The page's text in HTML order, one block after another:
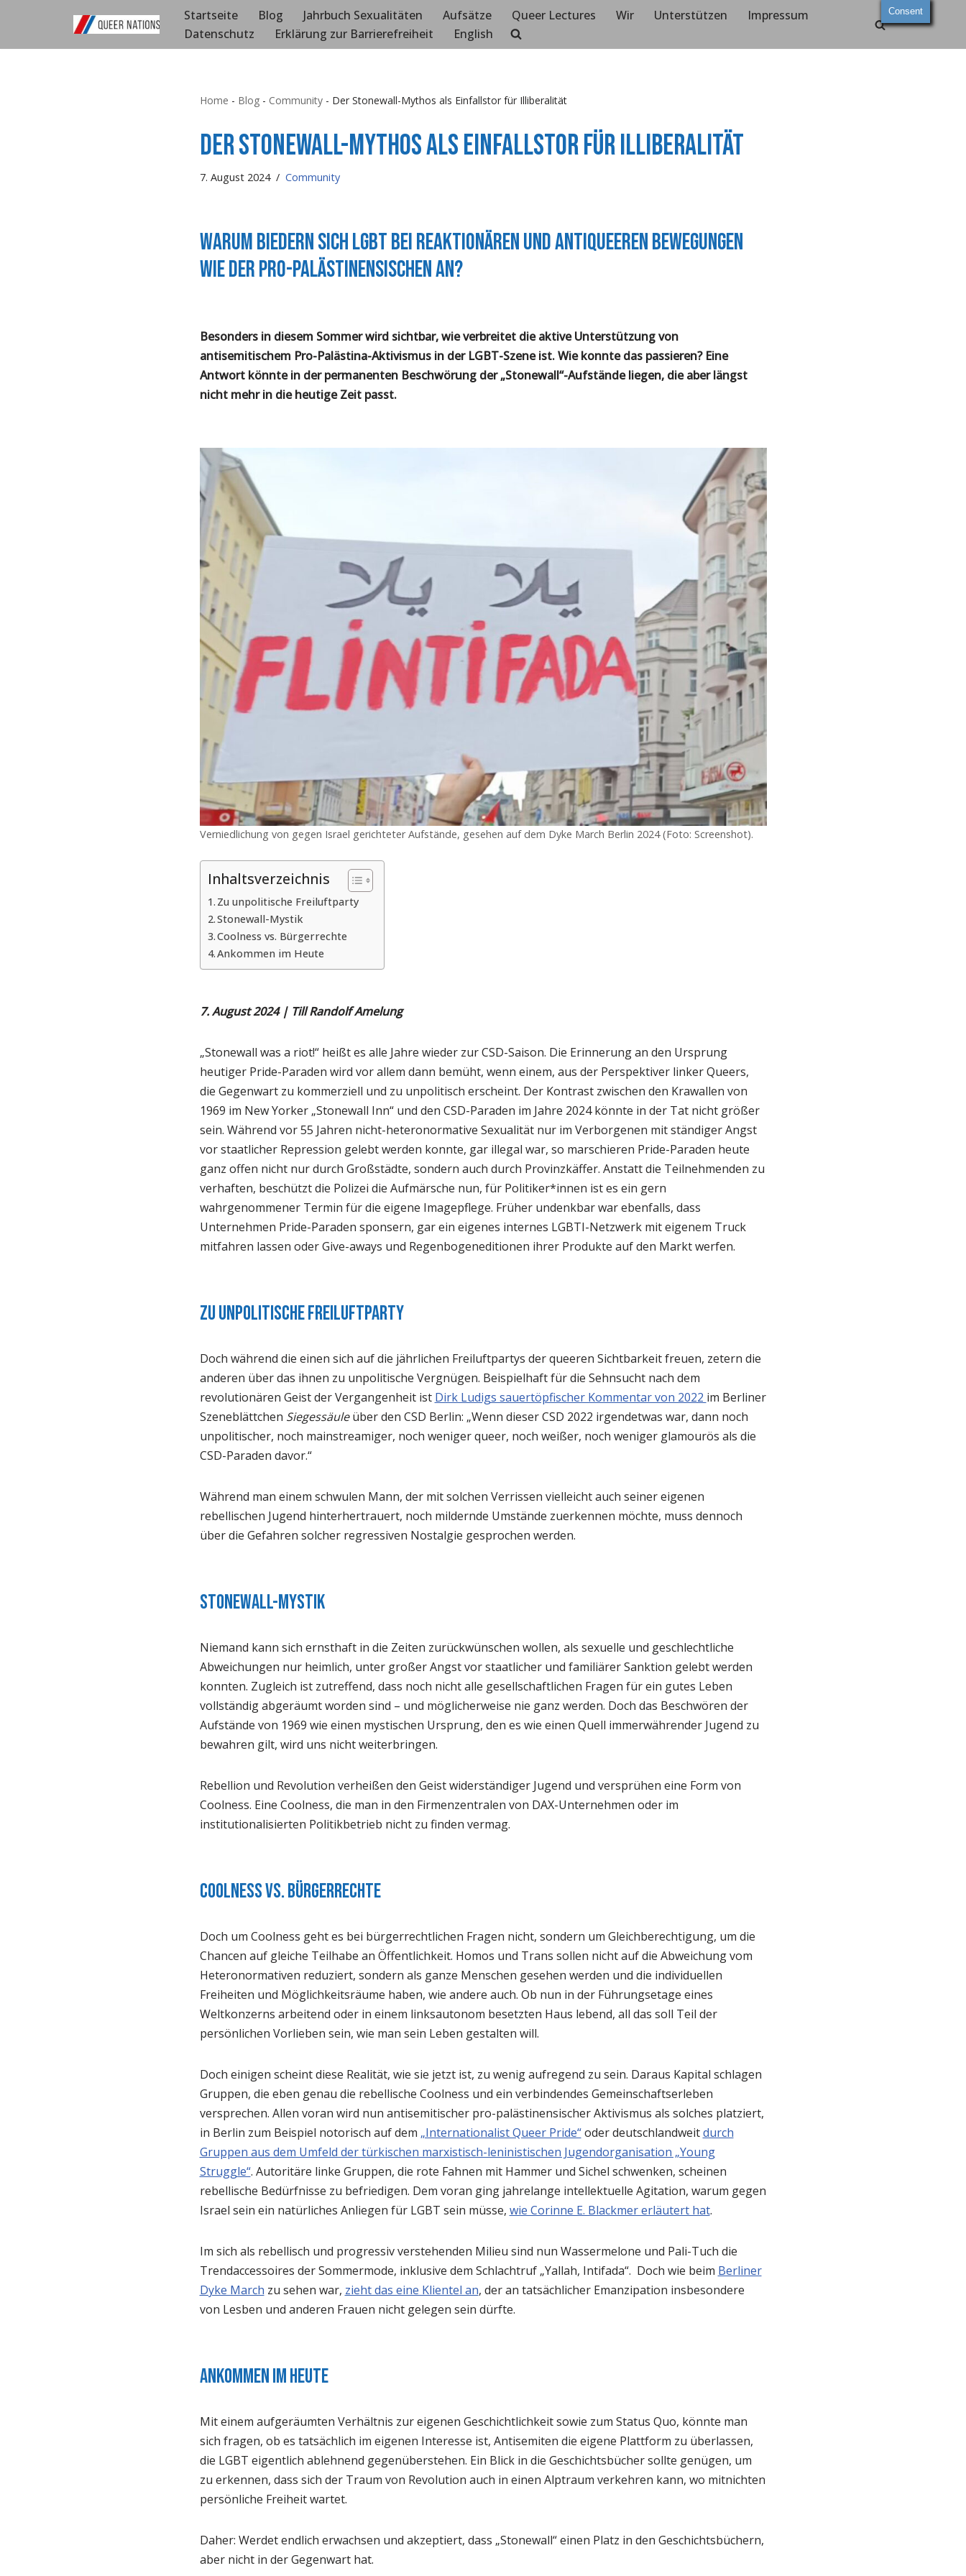
Startseite Blog Jahrbuch Sexualitäten Aufsätze Queer Lectures Wir Unterstützen
Impressum
Datenschutz
Erklärung zur Barrierefreiheit English
Home - Blog- Community- Der Stonewall-Mythos als Einfallstor für Illiberalität
Der Stonewall-Mythos als Einfallstor für Illiberalität
7. August 2024 Community
Warum biedern sich LGBT bei reaktionären und antiqueeren Bewegungen
wie der pro-palästinensischen an?
Besonders in diesem Sommer wird sichtbar, wie verbreitet die aktive Unterstützung von
antisemitischem Pro-Palästina-Aktivismus in der LGBT-Szene ist. Wie konnte das passieren? Eine
Antwort könnte in der permanenten Beschwörung der „Stonewall“-Aufstände liegen, die aber längst
nicht mehr in die heutige Zeit passt.
Verniedlichung von gegen Israel gerichteter Aufstände, gesehen auf dem Dyke March Berlin 2024 (Foto: Screenshot).
Inhaltsverzeichnis
Zu unpolitische Freiluftparty
Stonewall-Mystik
Coolness vs. Bürgerrechte
Ankommen im Heute
7. August 2024 | Till Randolf Amelung
„Stonewall was a riot!“ heißt es alle Jahre wieder zur CSD-Saison. Die Erinnerung an den Ursprung
heutiger Pride-Paraden wird vor allem dann bemüht, wenn einem, aus der Perspektiver linker Queers,
die Gegenwart zu kommerziell und zu unpolitisch erscheint. Der Kontrast zwischen den Krawallen von
1969 im New Yorker „Stonewall Inn“ und den CSD-Paraden im Jahre 2024 könnte in der Tat nicht größer
sein. Während vor 55 Jahren nicht-heteronormative Sexualität nur im Verborgenen mit ständiger Angst
vor staatlicher Repression gelebt werden konnte, gar illegal war, so marschieren Pride-Paraden heute
ganz offen nicht nur durch Großstädte, sondern auch durch Provinzkäffer. Anstatt die Teilnehmenden zu
verhaften, beschützt die Polizei die Aufmärsche nun, für Politiker*innen ist es ein gern
wahrgenommener Termin für die eigene Imagepflege. Früher undenkbar war ebenfalls, dass
Unternehmen Pride-Paraden sponsern, gar ein eigenes internes LGBTI-Netzwerk mit eigenem Truck
mitfahren lassen oder Give-aways und Regenbogeneditionen ihrer Produkte auf den Markt werfen.
Zu unpolitische Freiluftparty
Doch während die einen sich auf die jährlichen Freiluftpartys der queeren Sichtbarkeit freuen, zetern die
anderen über das ihnen zu unpolitische Vergnügen. Beispielhaft für die Sehnsucht nach dem
revolutionären Geist der Vergangenheit ist Dirk Ludigs sauertöpfischer Kommentar von 2022 im Berliner
Szeneblättchen Siegessäuleüber den CSD Berlin: „Wenn dieser CSD 2022 irgendetwas war, dann noch
unpolitischer, noch mainstreamiger, noch weniger queer, noch weißer, noch weniger glamourös als die
CSD-Paraden davor.“
Während man einem schwulen Mann, der mit solchen Verrissen vielleicht auch seiner eigenen
rebellischen Jugend hinterhertrauert, noch mildernde Umstände zuerkennen möchte, muss dennoch
über die Gefahren solcher regressiven Nostalgie gesprochen werden.
Stonewall-Mystik
Niemand kann sich ernsthaft in die Zeiten zurückwünschen wollen, als sexuelle und geschlechtliche
Abweichungen nur heimlich, unter großer Angst vor staatlicher und familiärer Sanktion gelebt werden
konnten. Zugleich ist zutreffend, dass noch nicht alle gesellschaftlichen Fragen für ein gutes Leben
vollständig abgeräumt worden sind – und möglicherweise nie ganz werden. Doch das Beschwören der
Aufstände von 1969 wie einen mystischen Ursprung, den es wie einen Quell immerwährender Jugend zu
bewahren gilt, wird uns nicht weiterbringen.
Rebellion und Revolution verheißen den Geist widerständiger Jugend und versprühen eine Form von
Coolness. Eine Coolness, die man in den Firmenzentralen von DAX-Unternehmen oder im
institutionalisierten Politikbetrieb nicht zu finden vermag.
Coolness vs. Bürgerrechte
Doch um Coolness geht es bei bürgerrechtlichen Fragen nicht, sondern um Gleichberechtigung, um die
Chancen auf gleiche Teilhabe an Öffentlichkeit. Homos und Trans sollen nicht auf die Abweichung vom
Heteronormativen reduziert, sondern als ganze Menschen gesehen werden und die individuellen
Freiheiten und Möglichkeitsräume haben, wie andere auch. Ob nun in der Führungsetage eines
Weltkonzerns arbeitend oder in einem linksautonom besetzten Haus lebend, all das soll Teil der
persönlichen Vorlieben sein, wie man sein Leben gestalten will.
Doch einigen scheint diese Realität, wie sie jetzt ist, zu wenig aufregend zu sein. Daraus Kapital schlagen
Gruppen, die eben genau die rebellische Coolness und ein verbindendes Gemeinschaftserleben
versprechen. Allen voran wird nun antisemitischer pro-palästinensischer Aktivismus als solches platziert,
in Berlin zum Beispiel notorisch auf dem „Internationalist Queer Pride“oder deutschlandweitdurch
Gruppen aus dem Umfeld der türkischen marxistisch-leninistischen Jugendorganisation „Young
Struggle“. Autoritäre linke Gruppen, die rote Fahnen mit Hammer und Sichel schwenken, scheinen
rebellische Bedürfnisse zu befriedigen. Dem voran ging jahrelange intellektuelle Agitation, warum gegen
Israel sein ein natürliches Anliegen für LGBT sein müsse, wie Corinne E. Blackmer erläutert hat.
Im sich als rebellisch und progressiv verstehenden Milieu sind nun Wassermelone und Pali-Tuch die
Trendaccessoires der Sommermode, inklusive dem Schlachtruf „Yallah, Intifada“. Doch wie beim Berliner
Dyke March zu sehen war, zieht das eine Klientel an, der an tatsächlicher Emanzipation insbesondere
von Lesben und anderen Frauen nicht gelegen sein dürfte.
Ankommen im Heute
Mit einem aufgeräumten Verhältnis zur eigenen Geschichtlichkeit sowie zum Status Quo, könnte man
sich fragen, ob es tatsächlich im eigenen Interesse ist, Antisemiten die eigene Plattform zu überlassen,
die LGBT eigentlich ablehnend gegenüberstehen. Ein Blick in die Geschichtsbücher sollte genügen, um
zu erkennen, dass sich der Traum von Revolution auch in einen Alptraum verkehren kann, wo mitnichten
persönliche Freiheit wartet.
Daher: Werdet endlich erwachsen und akzeptiert, dass „Stonewall“ einen Platz in den Geschichtsbüchern,
aber nicht in der Gegenwart hat.
Consent